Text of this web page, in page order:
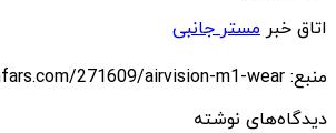
اتاق خبر مستر جانبی
منبع: https://techfars.com/271609/airvision-m1-wear/
دیدگاه‌های نوشته